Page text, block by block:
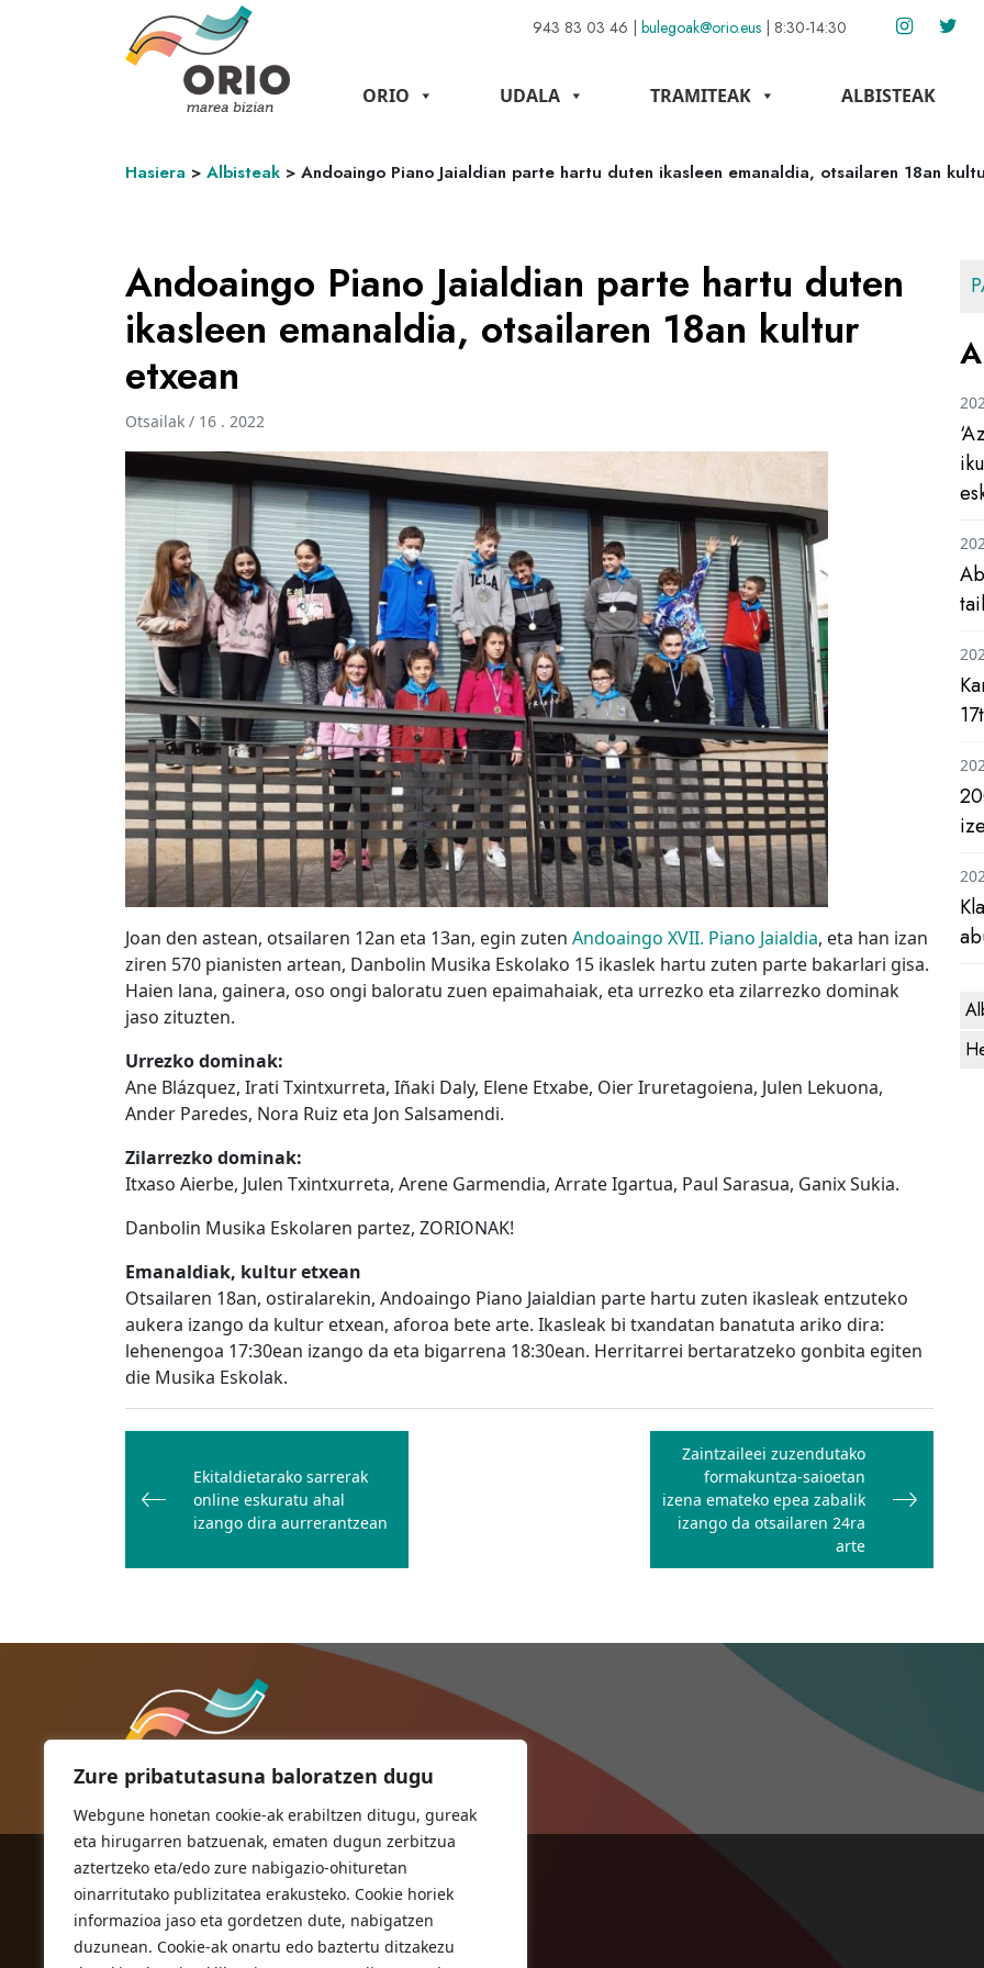
Zure pribatutasuna baloratzen dugu
Webgune honetan cookie-ak erabiltzen ditugu, gureak
eta hirugarren batzuenak, ematen dugun zerbitzua
aztertzeko eta/edo zure nabigazio-ohituretan
oinarritutako publizitatea erakusteko. Cookie horiek
informazioa jaso eta gordetzen dute, nabigatzen
duzunean. Cookie-ak onartu edo baztertu ditzakezu
943 83 03 46 | bulegoak@orio.eus | 8:30-14:30
ORIO UDALA TRAMITEAK ALBISTEAK
Hasiera > Albisteak > Andoaingo Piano Jaialdian parte hartu duten ikasleen emanaldia, otsailaren 18an
Andoaingo Piano Jaialdian parte hartu duten
ikasleen emanaldia, otsailaren 18an kultur
etxean
Otsailak / 16 . 2022
Joan den astean, otsailaren 12an eta 13an, egin zuten Andoaingo XVII. Piano Jaialdia, eta han izan
ziren 570 pianisten artean, Danbolin Musika Eskolako 15 ikaslek hartu zuten parte bakarlari gisa.
Haien lana, gainera, oso ongi baloratu zuen epaimahaiak, eta urrezko eta zilarrezko dominak
jaso zituzten.
Urrezko dominak:
Ane Blázquez, Irati Txintxurreta, Iñaki Daly, Elene Etxabe, Oier Iruretagoiena, Julen Lekuona,
Ander Paredes, Nora Ruiz eta Jon Salsamendi.
Zilarrezko dominak:
Itxaso Aierbe, Julen Txintxurreta, Arene Garmendia, Arrate Igartua, Paul Sarasua, Ganix Sukia.
Danbolin Musika Eskolaren partez, ZORIONAK!
Emanaldiak, kultur etxean
Otsailaren 18an, ostiralarekin, Andoaingo Piano Jaialdian parte hartu zuten ikasleak entzuteko
aukera izango da kultur etxean, aforoa bete arte. Ikasleak bi txandatan banatuta ariko dira:
lehenengoa 17:30ean izango da eta bigarrena 18:30ean. Herritarrei bertaratzeko gonbita egiten
die Musika Eskolak.
Bidalketetan
zehar
nabigatu
Ekitaldietarako sarrerak
online eskuratu ahal
izango dira aurrerantzean
Zaintzaileei zuzendutako
formakuntza-saioetan
izena emateko epea zabalik
izango da otsailaren 24ra
arte
ORIOKO UDALA
Herriko plaza,1
20810 Orio (Gipuzkoa)
T. 943 83 03 46